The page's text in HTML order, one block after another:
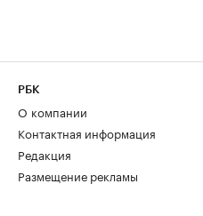
РБК
О компании
Контактная информация
Редакция
Размещение рекламы